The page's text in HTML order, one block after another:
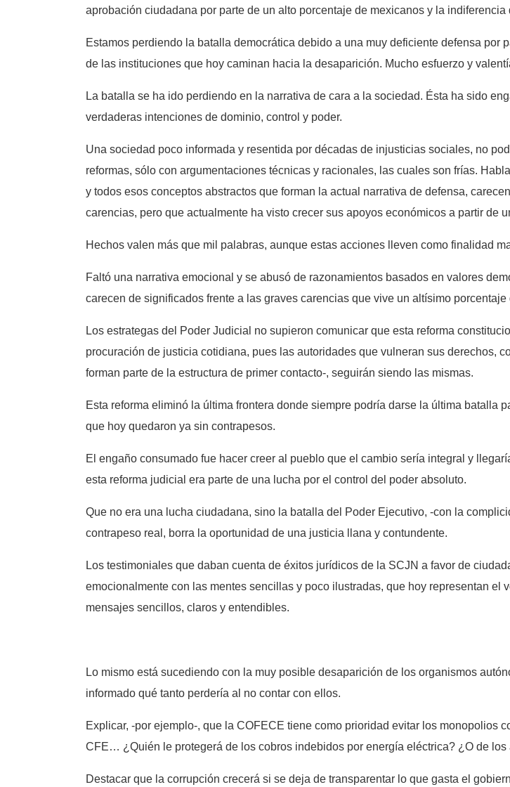
aprobación ciudadana por parte de un alto porcentaje de mexicanos y la indiferencia
Estamos perdiendo la batalla democrática debido a una muy deficiente defensa
de las instituciones que hoy caminan hacia la desaparición. Mucho esfuerzo y
La batalla se ha ido perdiendo en la narrativa de cara a la sociedad. Ésta ha sido
verdaderas intenciones de dominio, control y poder.
Una sociedad poco informada y resentida por décadas de injusticias sociales, no
reformas, sólo con argumentaciones técnicas y racionales, las cuales son frías.
y todos esos conceptos abstractos que forman la actual narrativa de defensa,
carencias, pero que actualmente ha visto crecer sus apoyos económicos a partir de
Hechos valen más que mil palabras, aunque estas acciones lleven como finalidad
Faltó una narrativa emocional y se abusó de razonamientos basados en valores
carecen de significados frente a las graves carencias que vive un altísimo
Los estrategas del Poder Judicial no supieron comunicar que esta reforma
procuración de justicia cotidiana, pues las autoridades que vulneran sus derechos,
forman parte de la estructura de primer contacto-, seguirán siendo las mismas.
Esta reforma eliminó la última frontera donde siempre podría darse la última batalla
que hoy quedaron ya sin contrapesos.
El engaño consumado fue hacer creer al pueblo que el cambio sería integral y
esta reforma judicial era parte de una lucha por el control del poder absoluto.
Que no era una lucha ciudadana, sino la batalla del Poder Ejecutivo, -con la
contrapeso real, borra la oportunidad de una justicia llana y contundente.
Los testimoniales que daban cuenta de éxitos jurídicos de la SCJN a favor de
emocionalmente con las mentes sencillas y poco ilustradas, que hoy representan
mensajes sencillos, claros y entendibles.
Lo mismo está sucediendo con la muy posible desaparición de los organismos
informado qué tanto perdería al no contar con ellos.
Explicar, -por ejemplo-, que la COFECE tiene como prioridad evitar los monopolios
CFE… ¿Quién le protegerá de los cobros indebidos por energía eléctrica? ¿O de
Destacar que la corrupción crecerá si se deja de transparentar lo que gasta el